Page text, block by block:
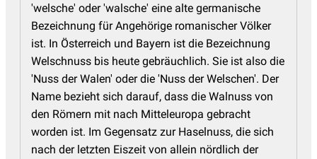
'welsche' oder 'walsche' eine alte germanische
Bezeichnung für Angehörige romanischer Völker
ist. In Österreich und Bayern ist die Bezeichnung
Welschnuss bis heute gebräuchlich. Sie ist also die
'Nuss der Walen' oder die 'Nuss der Welschen'. Der
Name bezieht sich darauf, dass die Walnuss von
den Römern mit nach Mitteleuropa gebracht
worden ist. Im Gegensatz zur Haselnuss, die sich
nach der letzten Eiszeit von allein nördlich der